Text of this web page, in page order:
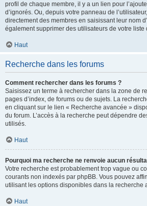
profil de chaque membre, il y a un lien pour
d’ignorés. Ou, depuis votre panneau de
directement des membres en saisissant leur nom
également supprimer des utilisateurs de votre liste
Haut
Recherche dans les forums
Comment rechercher dans les forums ?
Saisissez un terme à rechercher dans la zone de
pages d’index, de forums ou de sujets. La
en cliquant sur le lien « Recherche avancée »
du forum. L’accès à la recherche peut dépendre
utilisés.
Haut
Pourquoi ma recherche ne renvoie aucun
Votre recherche est probablement trop vague ou
courants non indexés par phpBB. Vous pouvez
utilisant les options disponibles dans la recherche
Haut